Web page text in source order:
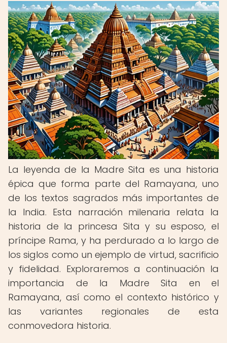
La leyenda de la Madre Sita es una historia
épica que forma parte del Ramayana, uno
de los textos sagrados más importantes de
la India. Esta narración milenaria relata la
historia de la princesa Sita y su esposo, el
príncipe Rama, y ha perdurado a lo largo de
los siglos como un ejemplo de virtud, sacrificio
y fidelidad. Exploraremos a continuación la
importancia de la Madre Sita en el
Ramayana, así como el contexto histórico y
las variantes regionales de esta
conmovedora historia.